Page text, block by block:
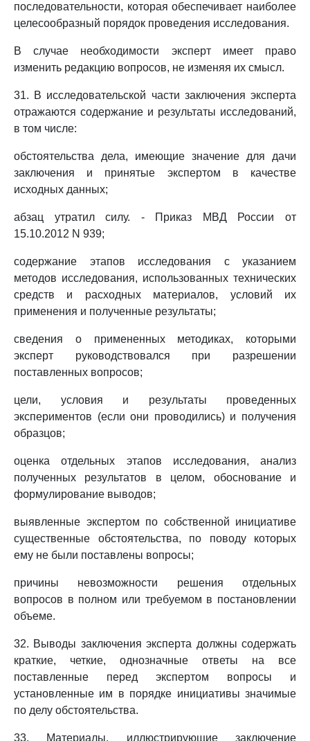
последовательности, которая обеспечивает наиболее
целесообразный порядок проведения исследования.
В случае необходимости эксперт имеет право
изменить редакцию вопросов, не изменяя их смысл.
31. В исследовательской части заключения эксперта
отражаются содержание и результаты исследований,
в том числе:
обстоятельства дела, имеющие значение для дачи
заключения и принятые экспертом в качестве
исходных данных;
абзац утратил силу. - Приказ МВД России от
15.10.2012 N 939;
содержание этапов исследования с указанием
методов исследования, использованных технических
средств и расходных материалов, условий их
применения и полученные результаты;
сведения о примененных методиках, которыми
эксперт руководствовался при разрешении
поставленных вопросов;
цели, условия и результаты проведенных
экспериментов (если они проводились) и получения
образцов;
оценка отдельных этапов исследования, анализ
полученных результатов в целом, обоснование и
формулирование выводов;
выявленные экспертом по собственной инициативе
существенные обстоятельства, по поводу которых
ему не были поставлены вопросы;
причины невозможности решения отдельных
вопросов в полном или требуемом в постановлении
объеме.
32. Выводы заключения эксперта должны содержать
краткие, четкие, однозначные ответы на все
поставленные перед экспертом вопросы и
установленные им в порядке инициативы значимые
по делу обстоятельства.
33. Материалы, иллюстрирующие заключение